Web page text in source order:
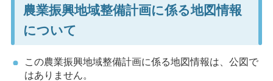
農業振興地域整備計画に係る地図情報
について
この農業振興地域整備計画に係る地図情報は、公図で
はありません。